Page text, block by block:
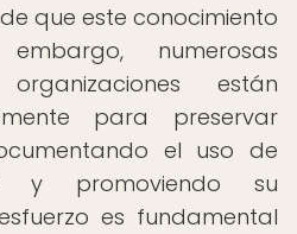
que este conocimiento
numerosas
están
para preservar
el uso de
y promoviendo su
es fundamental